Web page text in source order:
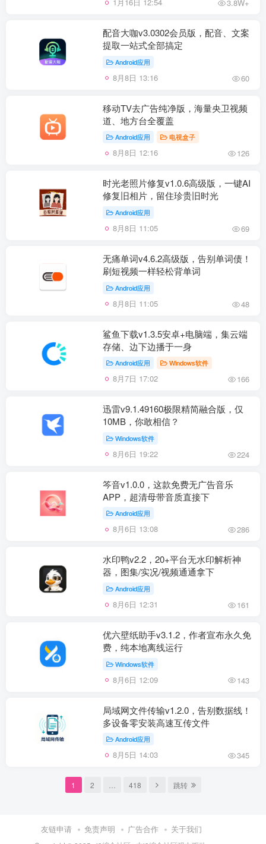
3.8W+
配音大咖v3.0302会员版，配音、文案
提取一站式全部搞定
Android应用
8月8日 13:16 60
移动TV去广告纯净版，海量央卫视频
道、地方台全覆盖
Android应用 电视盒子
8月8日 12:16 126
时光老照片修复v1.0.6高级版，一键AI
修复旧相片，留住珍贵旧时光
Android应用
8月8日 11:05 69
无痛单词v4.6.2高级版，告别单词债！
刷短视频一样轻松背单词
Android应用
8月8日 11:05 48
鲨鱼下载v1.3.5安卓+电脑端，集云端
存储、边下边播于一身
Android应用 Windows软件
8月7日 17:02 166
迅雷v9.1.49160极限精简融合版，仅
10MB，你敢相信？
Windows软件
8月6日 19:22 224
笒音v1.0.0，这款免费无广告音乐
APP，超清母带音质直接下
Android应用
8月6日 13:08 286
水印鸭v2.2，20+平台无水印解析神
器，图集/实况/视频通通拿下
Android应用
8月6日 12:31 161
优六壁纸助手v3.1.2，作者宣布永久免
费，纯本地离线运行
Windows软件
8月6日 12:09 143
局域网文件传输v1.2.0，告别数据线！
多设备零安装高速互传文件
Android应用
8月5日 14:03 345
1 2 418 跳转
友链申请 免责声明 广告合作 关于我们